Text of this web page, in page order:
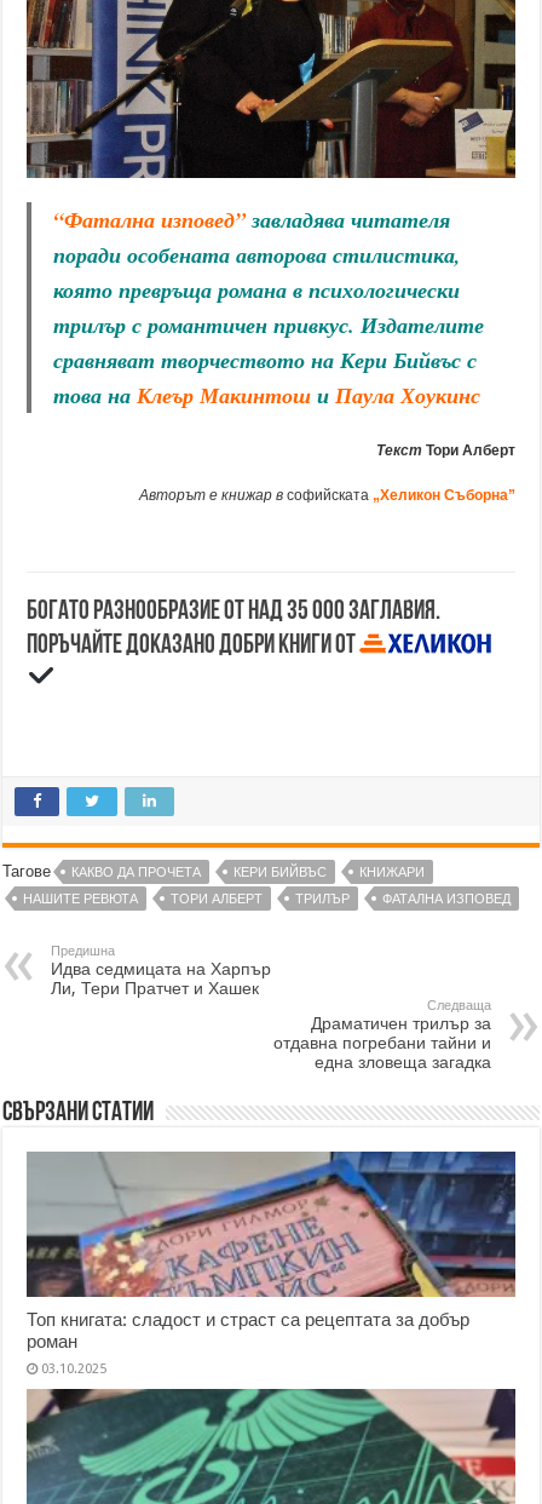
“Фатална изповед”завладява читателя
поради особената авторова стилистика,
която превръща романа в психологически
трилър с романтичен привкус. Издателите
сравняват творчеството на Кери Бийвъс с
това наКлеър Макинтош иПаула Хоукинс
Текст Тори Алберт
Авторът е книжар в софийската „Хеликон Съборна”
Богато разнообразие от над 35 000 заглавия.
Поръчайте доказано добри книги от
Тагове КАКВО ДА ПРОЧЕТА КЕРИ БИЙВЪС
КНИЖАРИ
НАШИТЕ РЕВЮТА
ТОРИ АЛБЕРТ ТРИЛЪР ФАТАЛНА ИЗПОВЕД
Предишна
Идва седмицата на Харпър
Ли, Тери Пратчет и Хашек
Следваща
Драматичен трилър за
отдавна погребани тайни и
една зловеща загадка
Свързани статии
Топ книгата: сладост и страст са рецептата за добър
роман
03.10.2025